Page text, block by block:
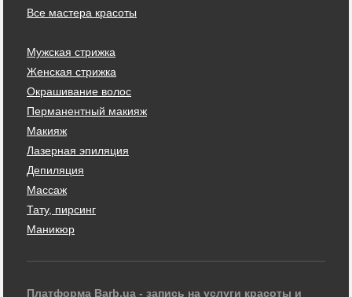
Все мастера красоты
Мужская стрижка
Женская стрижка
Окрашивание волос
Перманентный макияж
Макияж
Лазерная эпиляция
Депиляция
Массаж
Тату, пирсинг
Маникюр
Платформа Barb.ua - запись на услуги красоты и